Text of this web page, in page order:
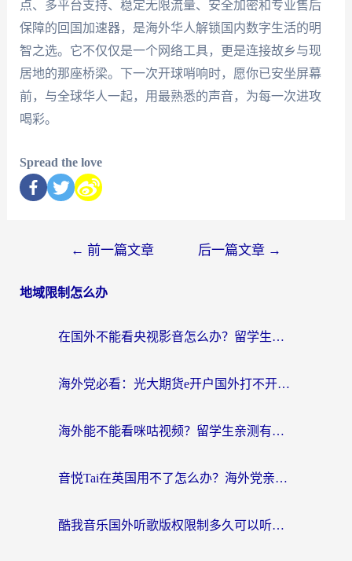
点、多平台支持、稳定无限流量、安全加密和专业售后
保障的回国加速器，是海外华人解锁国内数字生活的明
智之选。它不仅仅是一个网络工具，更是连接故乡与现
居地的那座桥梁。下一次开球哨响时，愿你已安坐屏幕
前，与全球华人一起，用最熟悉的声音，为每一次进攻
喝彩。
Spread the love
← 前一篇文章 后一篇文章 →
地域限制怎么办
在国外不能看央视影音怎么办？留学生亲测的追剧自由指南
海外党必看：光大期货e开户国外打不开？用对回国加速器，追剧听歌看B站全搞定！
海外能不能看咪咕视频？留学生亲测有效的回国加速器选择指南
音悦Tai在英国用不了怎么办？海外党亲测有效的回国加速方案来了
酷我音乐国外听歌版权限制多久可以听？海外党亲测有效的解决办法来了